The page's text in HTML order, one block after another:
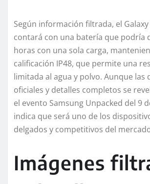
Según información filtrada, el Galaxy
contará con una batería que podría
horas con una sola carga,
calificación IP48, que permite una
limitada al agua y polvo. Aunque las
oficiales y detalles completos se
el evento Samsung Unpacked del 9
indica que será uno de los
delgados y competitivos del
Imágenes